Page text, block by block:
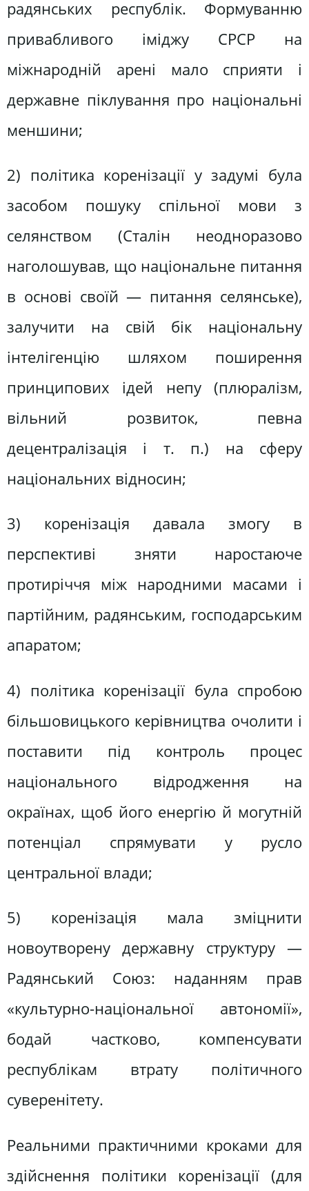
радянських республік. Формуванню
привабливого іміджу СРСР на
міжнародній арені мало сприяти і
державне піклування про національні
меншини;
2) політика коренізації у задумі була
засобом пошуку спільної мови з
селянством (Сталін неодноразово
наголошував, що національне питання
в основі своїй — питання селянське),
залучити на свій бік національну
інтелігенцію шляхом поширення
принципових ідей непу (плюралізм,
вільний розвиток, певна
децентралізація і т. п.) на сферу
національних відносин;
3) коренізація давала змогу в
перспективі зняти наростаюче
протиріччя між народними масами і
партійним, радянським, господарським
апаратом;
4) політика коренізації була спробою
більшовицького керівництва очолити і
поставити під контроль процес
національного відродження на
окраїнах, щоб його енергію й могутній
потенціал спрямувати у русло
центральної влади;
5) коренізація мала зміцнити
новоутворену державну структуру —
Радянський Союз: наданням прав
«культурно-національної автономії»,
бодай частково, компенсувати
республікам втрату політичного
суверенітету.
Реальними практичними кроками для
здійснення політики коренізації (для